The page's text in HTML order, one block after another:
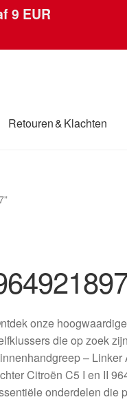
9 EUR
Retouren & Klachten
onze
die op zoek
–
Citroën C5 I en II
onderdelen die